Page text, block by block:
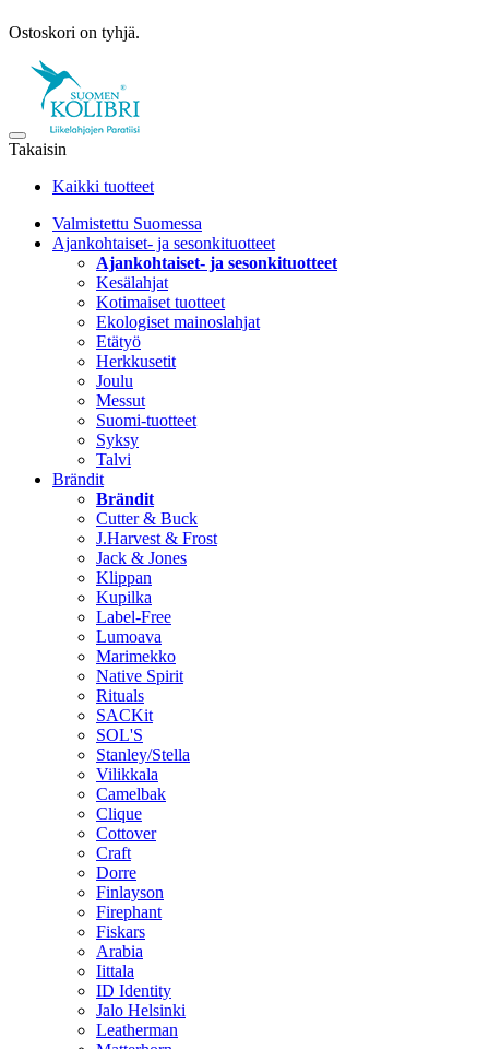
Ostoskori on tyhjä.
Takaisin
Kaikki tuotteet
Valmistettu Suomessa
Ajankohtaiset- ja sesonkituotteet
Ajankohtaiset- ja sesonkituotteet
Kesälahjat
Kotimaiset tuotteet
Ekologiset mainoslahjat
Etätyö
Herkkusetit
Joulu
Messut
Suomi-tuotteet
Syksy
Talvi
Brändit
Brändit
Cutter & Buck
J.Harvest & Frost
Jack & Jones
Klippan
Kupilka
Label-Free
Lumoava
Marimekko
Native Spirit
Rituals
SACKit
SOL'S
Stanley/Stella
Vilikkala
Camelbak
Clique
Cottover
Craft
Dorre
Finlayson
Firephant
Fiskars
Arabia
Iittala
ID Identity
Jalo Helsinki
Leatherman